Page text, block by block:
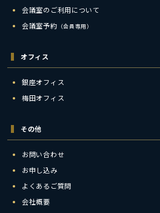
会議室のご利用について
会議室予約 （会員専用）
オフィス
銀座オフィス
梅田オフィス
その他
お問い合わせ
お申し込み
よくあるご質問
会社概要